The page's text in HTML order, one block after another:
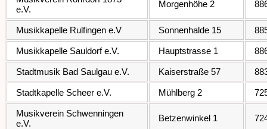
e.V.
Morgenhöhe 2
Musikkapelle Rulfingen e.V Sonnenhalde 15
Musikkapelle Sauldorf e.V. Hauptstrasse 1
Stadtmusik Bad Saulgau e.V. Kaiserstraße 57
Stadtkapelle Scheer e.V. Mühlberg 2
Musikverein Schwenningen
e.V.
Betzenwinkel 1